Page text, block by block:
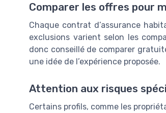
Comparer les offres pour
Chaque contrat d’assurance
exclusions varient selon les
donc conseillé de comparer
une idée de l’expérience proposée.
Attention aux risques
Certains profils, comme les